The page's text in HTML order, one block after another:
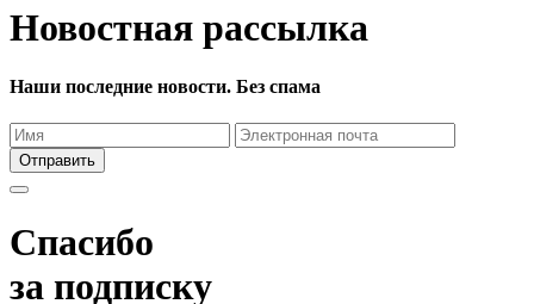
Новостная рассылка
Наши последние новости. Без спама
Отправить
Спасибо
за подписку